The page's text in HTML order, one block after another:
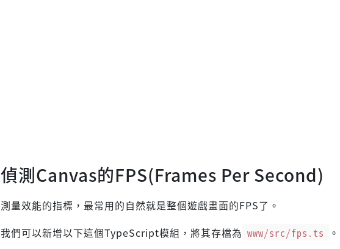
偵測Canvas的FPS(Frames Per Second)
測量效能的指標，最常用的自然就是整個遊戲畫面的FPS了。
我們可以新增以下這個TypeScript模組，將其存檔為 www/src/fps.ts 。